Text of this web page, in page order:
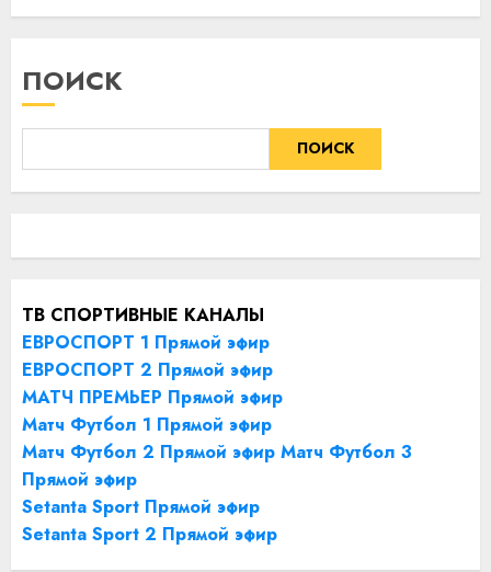
09.08.2026
ПОИСК
ПОИСК
ТВ СПОРТИВНЫЕ КАНАЛЫ
ЕВРОСПОРТ 1 Прямой эфир
ЕВРОСПОРТ 2 Прямой эфир
МАТЧ ПРЕМЬЕР Прямой эфир
Матч Футбол 1 Прямой эфир
Матч Футбол 2 Прямой эфир Матч Футбол 3
Прямой эфир
Setanta Sport Прямой эфир
Setanta Sport 2 Прямой эфир